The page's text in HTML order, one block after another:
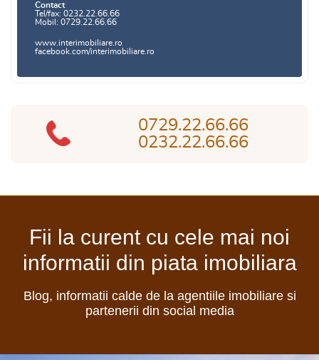
0729.22.66.66
0232.22.66.66
Contact
Tel/fax: 0232.22.66.66
Mobil: 0729.22.66.66
www.interimobiliare.ro
facebook.com/interimobiliare.ro
Fii la curent cu cele mai noi
informatii din piata imobiliara
Blog, informatii calde de la agentiile imobiliare si
partenerii din social media